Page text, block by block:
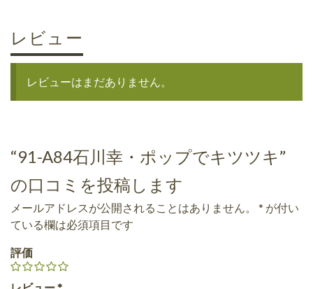
レビュー
レビューはまだありません。
“91-A84石川幸・ポップでキツツキ”
の口コミを投稿します
メールアドレスが公開されることはありません。 * が付い
ている欄は必須項目です
評価